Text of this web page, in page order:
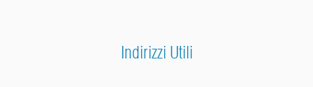
Indirizzi Utili